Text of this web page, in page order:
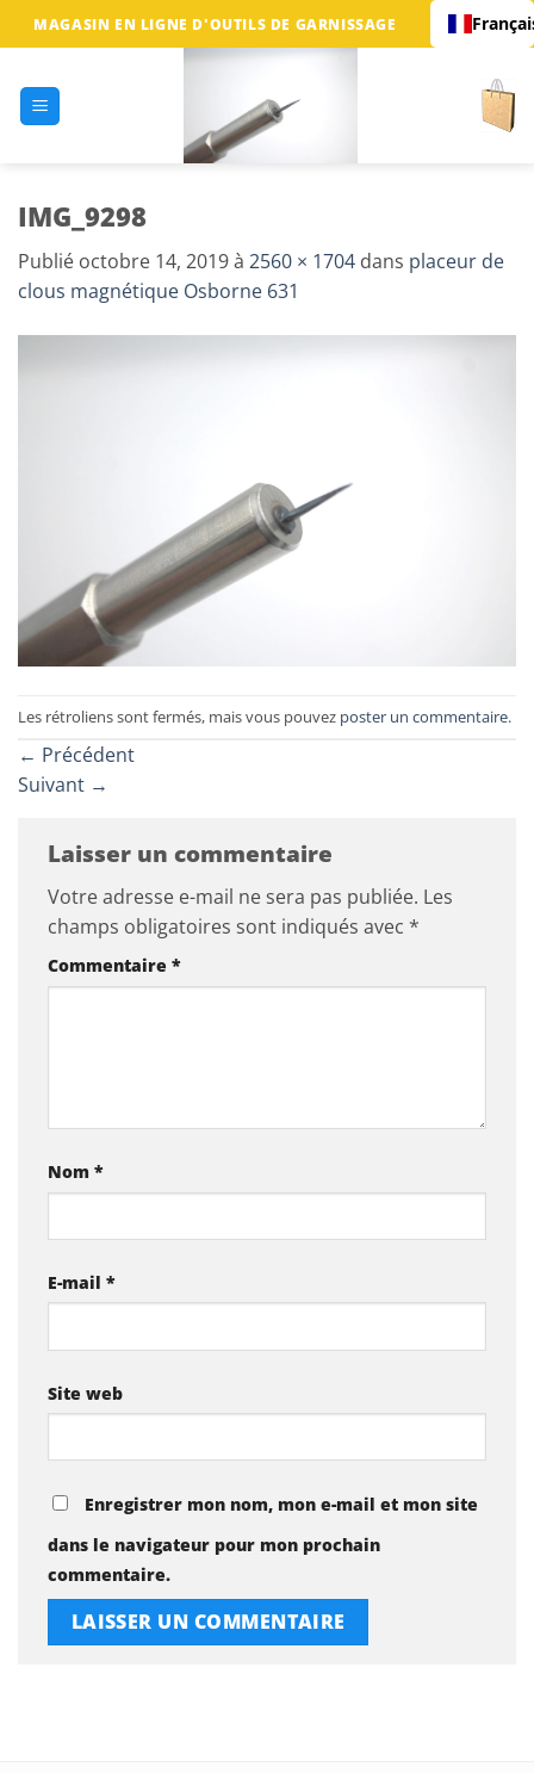
Passer
au
MAGASIN EN LIGNE D'OUTILS DE GARNISSAGE
IMG_9298
Publié octobre 14, 2019à 2560 × 1704 dans placeur de
clous magnétique Osborne 631
Les rétroliens sont fermés, mais vous pouvez poster un commentaire.
← Précédent
Suivant →
Laisser un commentaire
Votre adresse e-mail ne sera pas publiée. Les
champs obligatoires sont indiqués avec *
Commentaire *
Nom *
E-mail *
Site web
Enregistrer mon nom, mon e-mail et mon site
dans le navigateur pour mon prochain
commentaire.